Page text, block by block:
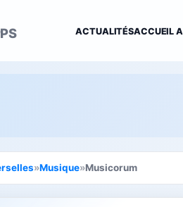
ACTUALITÉSACCUEIL
»Musique»Musicorum